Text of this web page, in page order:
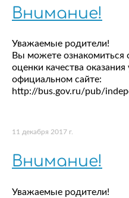
Внимание!
Уважаемые родители!
Вы можете ознакомиться
оценки качества
официальном сайте:
http://bus.gov.ru/pub/
11 декабря 2017 г.
Внимание!
Уважаемые родители!